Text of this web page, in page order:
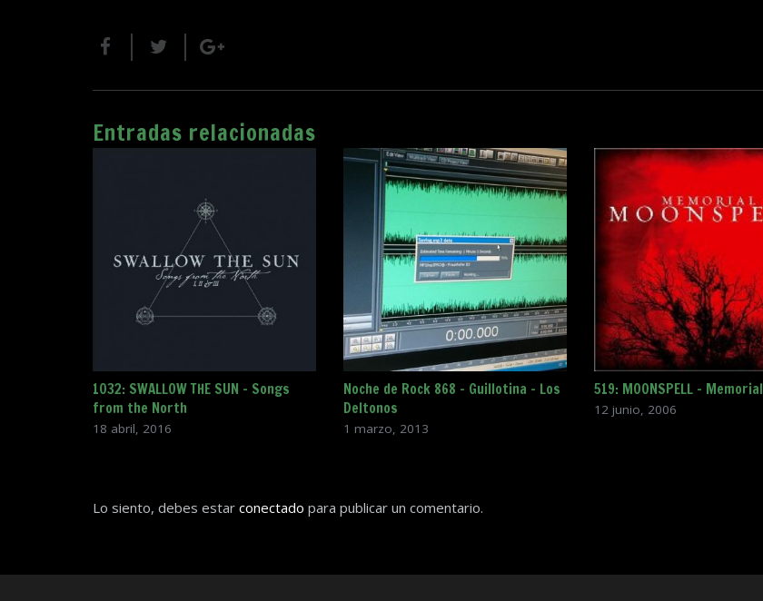
Entradas relacionadas
1032: SWALLOW THE SUN – Songs
from the North
18 abril, 2016
Noche de Rock 868 – Guillotina – Los
Deltonos
1 marzo, 2013
519: MOONSPELL – Memorial
12 junio, 2006
Lo siento, debes estar conectado para publicar un comentario.